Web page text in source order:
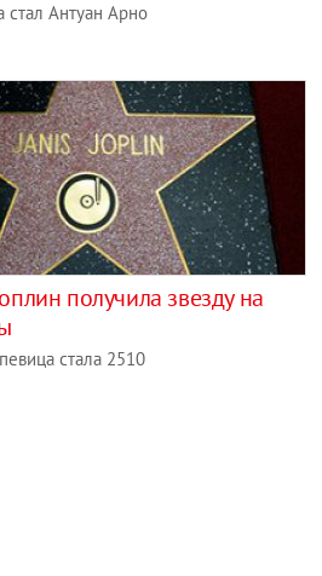
Антуан Арно
получила звезду на
стала 2510